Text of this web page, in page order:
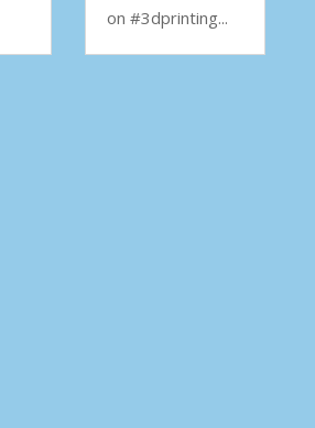
on #3dprinting...